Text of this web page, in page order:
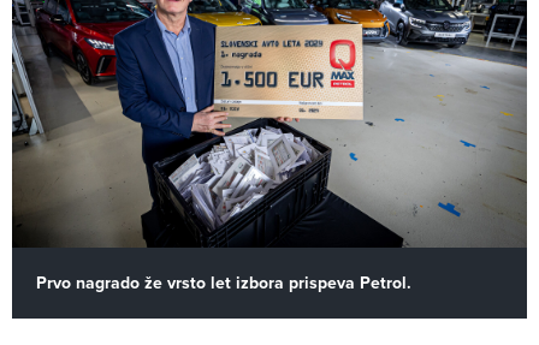
Prvo nagrado že vrsto let izbora prispeva Petrol.